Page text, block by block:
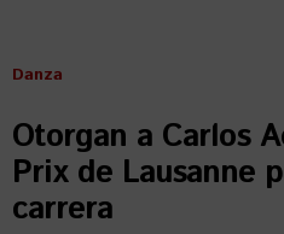
Danza
Otorgan a Carlos
Prix de Lausanne
carrera